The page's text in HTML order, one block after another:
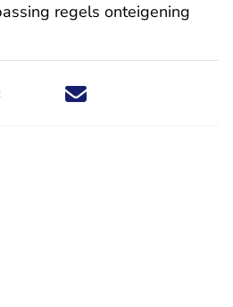
regels onteigening
Deel dit nieuwsbericht via X -
Deel dit nieuwsbericht via
Deel dit nieuwsbericht
Deel dit